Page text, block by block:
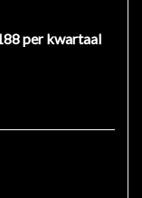
per kwartaal